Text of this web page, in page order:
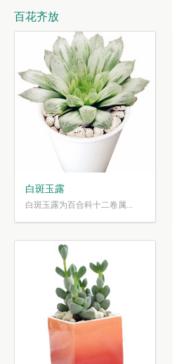
百花齐放
白斑玉露
白斑玉露为百合科十二卷属...